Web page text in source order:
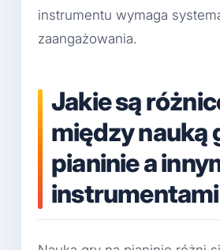
instrumentu wymaga
zaangażowania.
Jakie są
między nauką
pianinie a
instrumentami